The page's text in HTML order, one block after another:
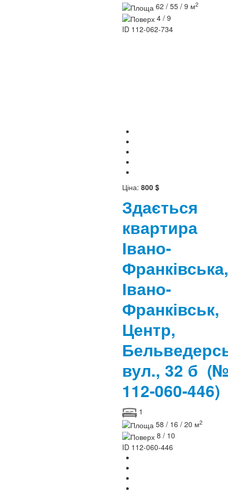
62 / 55 / 9 м2
4 / 9
ID 112-062-734
Ціна: 800 $
Здається
квартира
Івано-
Франківська,
Івано-
Франківськ,
Центр,
вул., 32 б
112-060-446)
1
58 / 16 / 20 м2
8 / 10
ID 112-060-446